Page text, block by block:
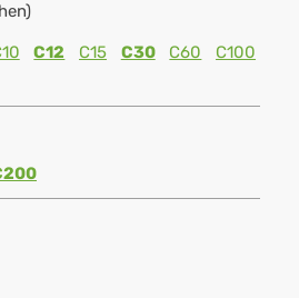
C12 C15 C30 C60
C100